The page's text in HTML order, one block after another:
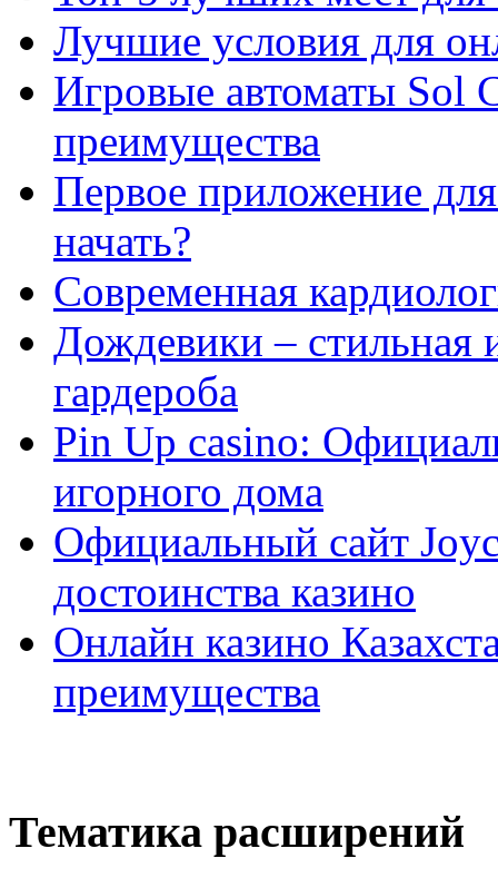
Лучшие условия для
Игровые автоматы Sol
преимущества
Первое приложение
начать?
Современная
Дождевики – стильная
гардероба
Pin Up casino:
игорного дома
Официальный сайт
достоинства казино
Онлайн казино
преимущества
Тематика расширений